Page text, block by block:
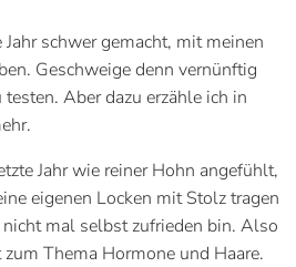
schwer gemacht, mit meinen
Geschweige denn vernünftig
Aber dazu erzähle ich in
Jahr wie reiner Hohn angefühlt,
eigenen Locken mit Stolz tragen
mal selbst zufrieden bin. Also
Thema Hormone und Haare.